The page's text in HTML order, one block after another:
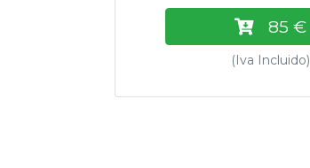
85 €
(Iva Incluido)